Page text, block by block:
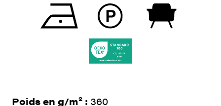
Poids en g/m² : 360